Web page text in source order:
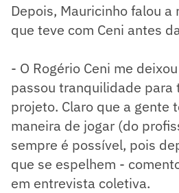
Depois, Mauricinho falou
que teve com Ceni antes
- O Rogério Ceni me
passou tranquilidade para
projeto. Claro que a gente
maneira de jogar (do
sempre é possível, pois
que se espelhem -
em entrevista coletiva.